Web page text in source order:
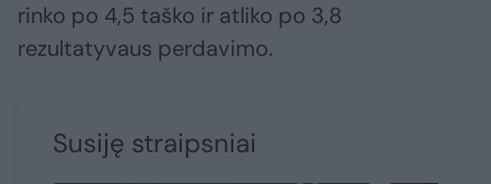
rinko po 4,5 taško ir atliko po 3,8
rezultatyvaus perdavimo.
Susiję straipsniai